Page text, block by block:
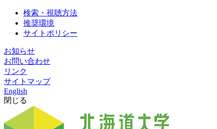
検索・視聴方法
推奨環境
サイトポリシー
お知らせ
お問い合わせ
リンク
サイトマップ
English
閉じる